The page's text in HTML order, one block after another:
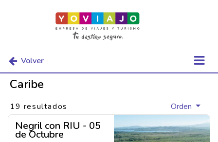
Volver
Caribe
19 resultados Orden
Negril con RIU - 05
de Octubre